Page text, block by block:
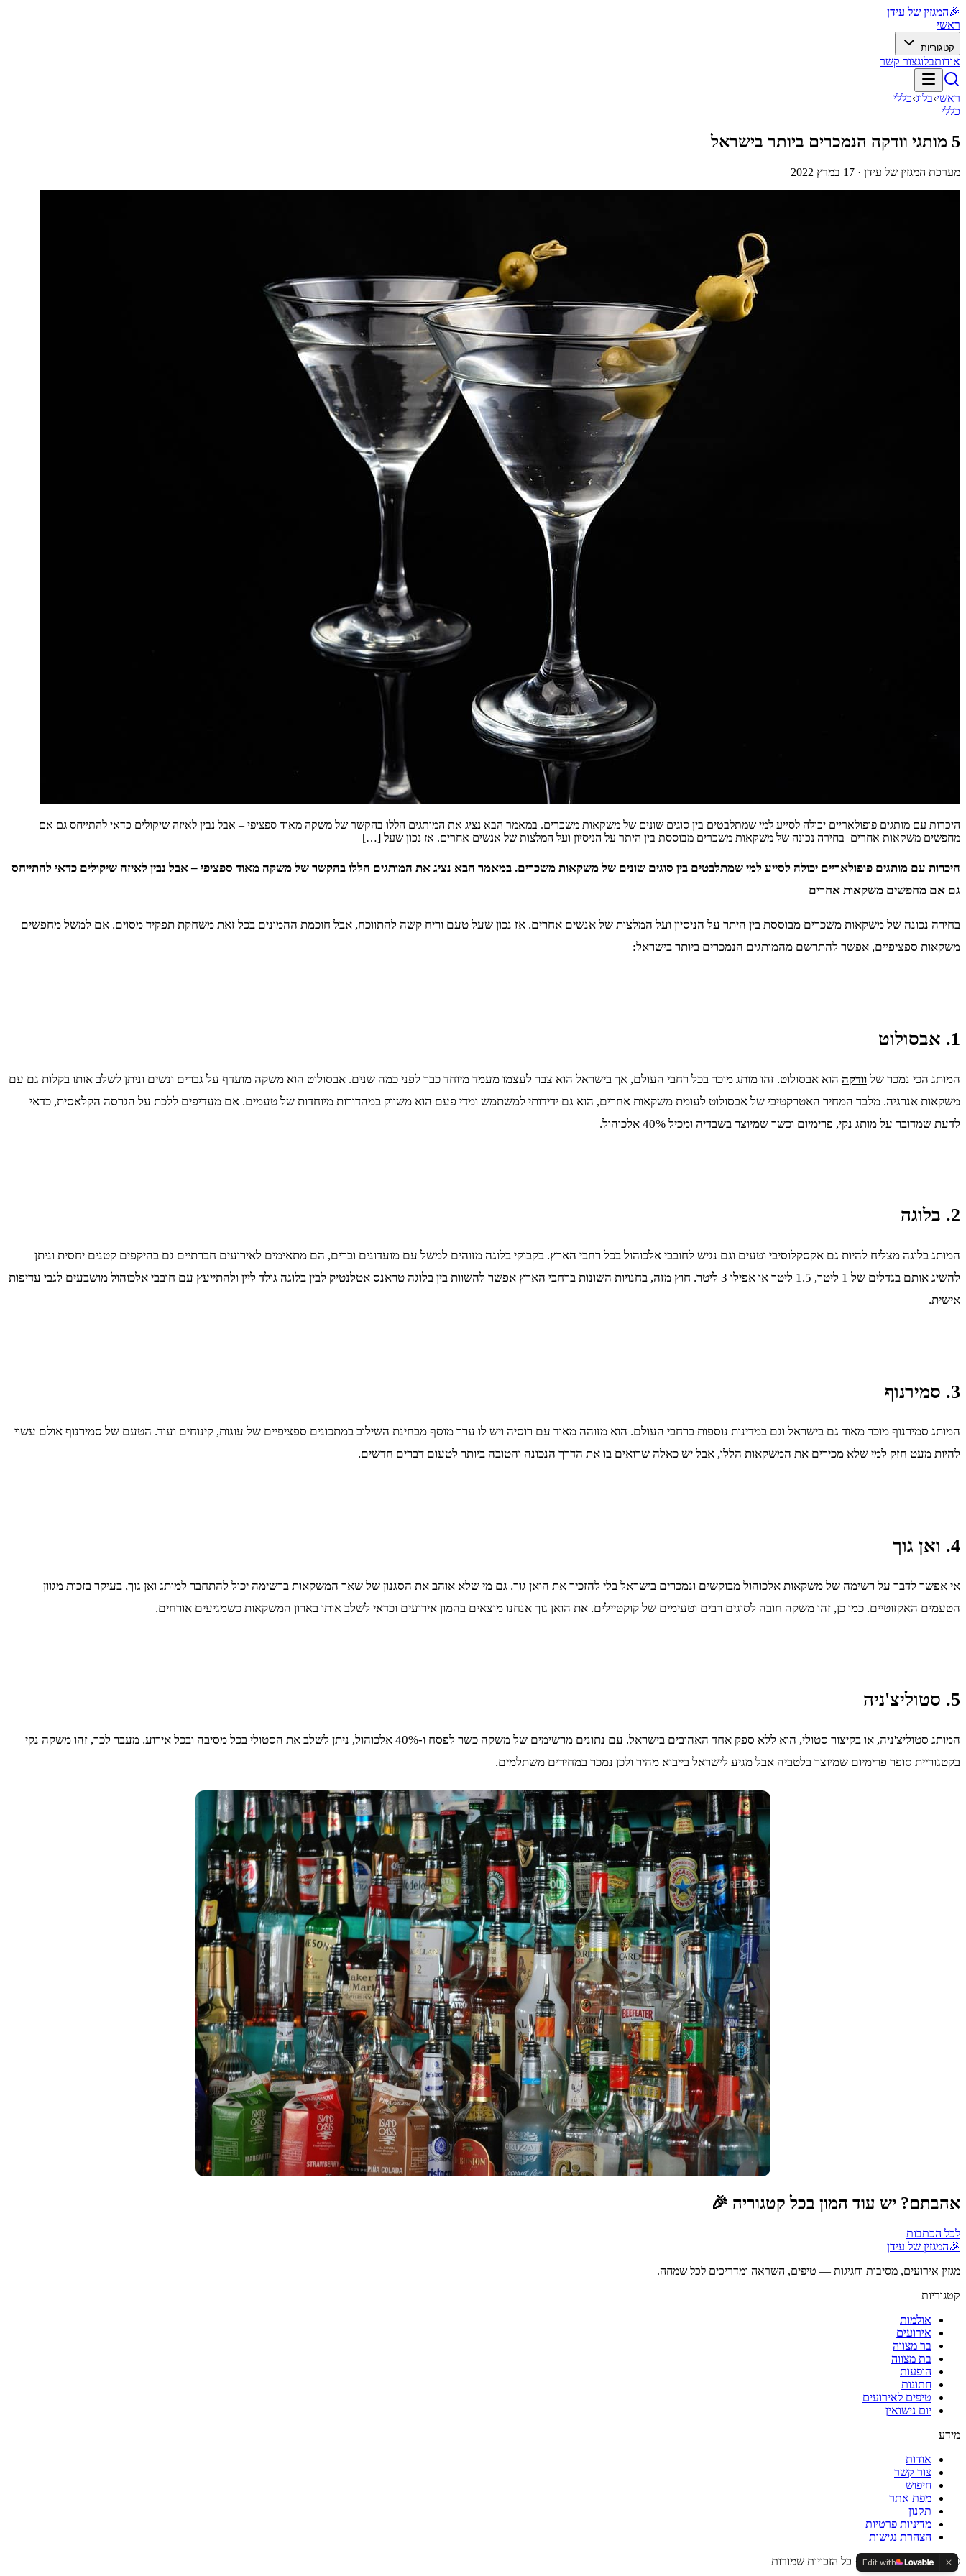
🎉המגזין של עידן
ראשי
קטגוריות
אודותבלוגצור קשר
ראשי›בלוג›כללי
כללי
5 מותגי וודקה הנמכרים ביותר בישראל
מערכת המגזין של עידן · 17 במרץ 2022
היכרות עם מותגים פופולאריים יכולה לסייע למי שמתלבטים בין סוגים שונים של משקאות משכרים. במאמר הבא נציג את המותגים הללו בהקשר של משקה מאוד ספציפי – אבל נבין לאיזה שיקולים כדאי להתייחס גם אם
מחפשים משקאות אחרים בחירה נכונה של משקאות משכרים מבוססת בין היתר על הניסיון ועל המלצות של אנשים אחרים. אז נכון שעל […]
היכרות עם מותגים פופולאריים יכולה לסייע למי שמתלבטים בין סוגים שונים של משקאות משכרים. במאמר הבא נציג את המותגים הללו בהקשר של משקה מאוד ספציפי – אבל נבין לאיזה שיקולים כדאי להתייחס
גם אם מחפשים משקאות אחרים
בחירה נכונה של משקאות משכרים מבוססת בין היתר על הניסיון ועל המלצות של אנשים אחרים. אז נכון שעל טעם וריח קשה להתווכח, אבל חוכמת ההמונים בכל זאת משחקת תפקיד מסוים. אם למשל מחפשים
משקאות ספציפיים, אפשר להתרשם מהמותגים הנמכרים ביותר בישראל:
1. אבסולוט
המותג הכי נמכר של וודקה הוא אבסולוט. זהו מותג מוכר בכל רחבי העולם, אך בישראל הוא צבר לעצמו מעמד מיוחד כבר לפני כמה שנים. אבסולוט הוא משקה מועדף על גברים ונשים וניתן לשלב אותו בקלות גם עם
משקאות אנרגיה. מלבד המחיר האטרקטיבי של אבסולוט לעומת משקאות אחרים, הוא גם ידידותי למשתמש ומדי פעם הוא משווק במהדורות מיוחדות של טעמים. אם מעדיפים ללכת על הגרסה הקלאסית, כדאי
לדעת שמדובר על מותג נקי, פרימיום וכשר שמיוצר בשבדיה ומכיל 40% אלכוהול.
2. בלוגה
המותג בלוגה מצליח להיות גם אקסקלוסיבי וטעים וגם נגיש לחובבי אלכוהול בכל רחבי הארץ. בקבוקי בלוגה מזוהים למשל עם מועדונים וברים, הם מתאימים לאירועים חברתיים גם בהיקפים קטנים יחסית וניתן
להשיג אותם בגדלים של 1 ליטר, 1.5 ליטר או אפילו 3 ליטר. חוץ מזה, בחנויות השונות ברחבי הארץ אפשר להשוות בין בלוגה טראנס אטלנטיק לבין בלוגה גולד ליין ולהתייעץ עם חובבי אלכוהול מושבעים לגבי עדיפות
אישית.
3. סמירנוף
המותג סמירנוף מוכר מאוד גם בישראל וגם במדינות נוספות ברחבי העולם. הוא מזוהה מאוד עם רוסיה ויש לו ערך מוסף מבחינת השילוב במתכונים ספציפיים של עוגות, קינוחים ועוד. הטעם של סמירנוף אולם עשוי
להיות מעט חזק למי שלא מכירים את המשקאות הללו, אבל יש כאלה שרואים בו את הדרך הנכונה והטובה ביותר לטעום דברים חדשים.
4. ואן גוך
אי אפשר לדבר על רשימה של משקאות אלכוהול מבוקשים ונמכרים בישראל בלי להזכיר את הואן גוך. גם מי שלא אוהב את הסגנון של שאר המשקאות ברשימה יכול להתחבר למותג ואן גוך, בעיקר בזכות מגוון
הטעמים האקזוטיים. כמו כן, זהו משקה חובה לסוגים רבים וטעימים של קוקטיילים. את הואן גוך אנחנו מוצאים בהמון אירועים וכדאי לשלב אותו בארון המשקאות כשמגיעים אורחים.
5. סטוליצ'ניה
המותג סטוליצ'ניה, או בקיצור סטולי, הוא ללא ספק אחד האהובים בישראל. עם נתונים מרשימים של משקה כשר לפסח ו-40% אלכוהול, ניתן לשלב את הסטולי בכל מסיבה ובכל אירוע. מעבר לכך, זהו משקה נקי
בקטגוריית סופר פרימיום שמיוצר בלטביה אבל מגיע לישראל בייבוא מהיר ולכן נמכר במחירים משתלמים.
אהבתם? יש עוד המון בכל קטגוריה 🎉
לכל הכתבות
🎉המגזין של עידן
מגזין אירועים, מסיבות וחגיגות — טיפים, השראה ומדריכים לכל שמחה.
קטגוריות
אולמות
אירועים
בר מצווה
בת מצווה
הופעות
חתונות
טיפים לאירועים
יום נישואין
מידע
אודות
צור קשר
חיפוש
מפת אתר
תקנון
מדיניות פרטיות
הצהרת נגישות
©
2026המגזין של עידן · כל הזכויות שמורות
Edit with